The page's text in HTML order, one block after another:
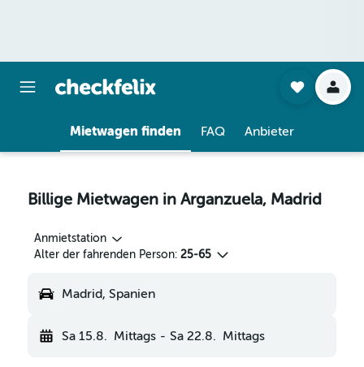
Mietwagen finden FAQ Anbieter
Billige Mietwagen in Arganzuela, Madrid
Anmietstation
Alter der fahrenden Person: 25-65
Madrid, Spanien
Sa 15.8. Mittags - Sa 22.8. Mittags